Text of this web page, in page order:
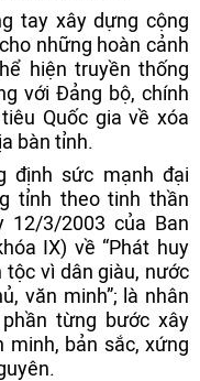
tay xây dựng cộng
những hoàn cảnh
hiện truyền thống
với Đảng bộ, chính
Quốc gia về xóa
bàn tỉnh.
định sức mạnh đại
tỉnh theo tinh thần
12/3/2003 của Ban
IX) về “Phát huy
vì dân giàu, nước
văn minh”; là nhân
từng bước xây
minh, bản sắc, xứng